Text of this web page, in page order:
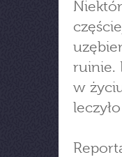
ruinie.
w